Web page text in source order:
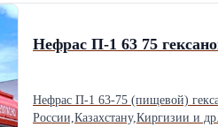
Нефрас П-1 63 75
Нефрас П-1 63-75 (пищевой)
России,Казахстану,Киргизии и